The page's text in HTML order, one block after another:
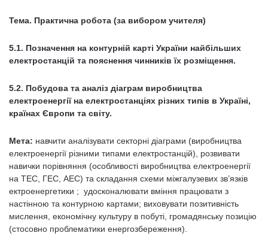
Тема. Практична робота (за вибором учителя)
5.1. Позначення на контурній карті України найбільших
електростанцій та пояснення чинників їх розміщення.
5.2. Побудова та аналіз діаграм виробництва
електроенергії на електростанціях різних типів в Україні,
країнах Європи та світу.
Мета: навчити аналізувати секторні діаграми (виробництва
електроенергії різними типами електро­станцій), розвивати
навички порівняння (особливості виробництва елек­троенергії
на ТЕС, ГЕС, АЕС) та складання схеми міжгалузевих зв’язків
ектроенергетики ; удосконалювати вміння працювати з
настінною та контурною картами; виховувати позитивність
мислення, економічну культуру в побуті, громадянську позицію
(стосовно проблематики енергозбереження).